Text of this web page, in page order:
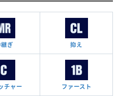
継ぎ 抑え
チャー ファースト